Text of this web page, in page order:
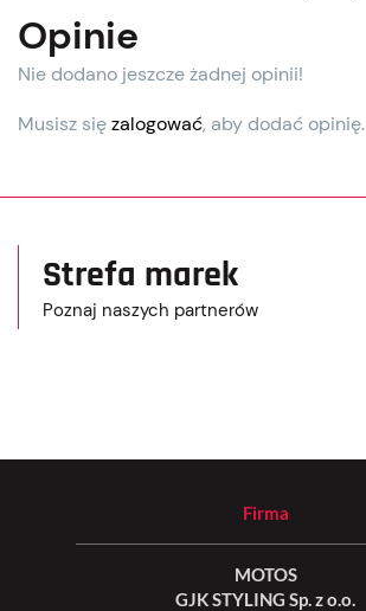
Opinie
Nie dodano jeszcze żadnej opinii!
Musisz sięzalogować, aby dodać opinię.
Strefa marek
Poznaj naszych partnerów
Firma
MOTOS
GJK STYLING Sp. z o.o.